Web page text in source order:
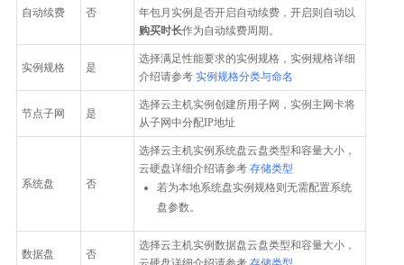
自动续费 否
年包月实例是否开启自动续费，开启则自动以
购买时长作为自动续费周期。
实例规格 是
选择满足性能要求的实例规格，实例规格详细
介绍请参考 实例规格分类与命名
节点子网 是
选择云主机实例创建所用子网，实例主网卡将
从子网中分配IP地址
系统盘 否
选择云主机实例系统盘云盘类型和容量大小，
云硬盘详细介绍请参考 存储类型
若为本地系统盘实例规格则无需配置系统
盘参数。
数据盘 否
选择云主机实例数据盘云盘类型和容量大小，